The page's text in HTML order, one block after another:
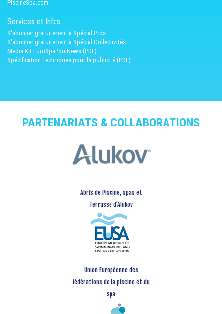
PiscineSpa.com
Services et Infos
S'abonner gratuitement à Spécial Pros
S'abonner gratuitement à Spécial Collectivités
Media Kit EuroSpaPoolNews (PDF)
Spécification Techniques pour la publicité (PDF)
PARTENARIATS & COLLABORATIONS
Abris de Piscine, spas et
Terrasse d’Alukov
Union Européenne des
fédérations de la piscine et du
spa